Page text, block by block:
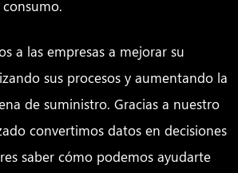
a las empresas a mejorar su
sus procesos y aumentando la
de suministro. Gracias a nuestro
convertimos datos en decisiones
saber cómo podemos ayudarte